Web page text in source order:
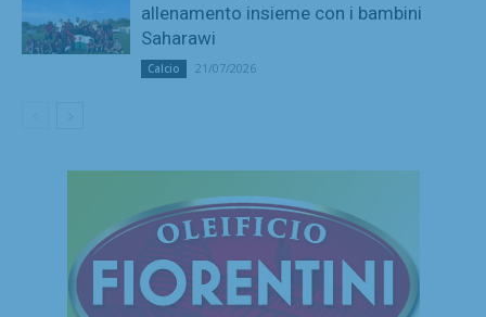
allenamento insieme con i bambini
Saharawi
Calcio 21/07/2026